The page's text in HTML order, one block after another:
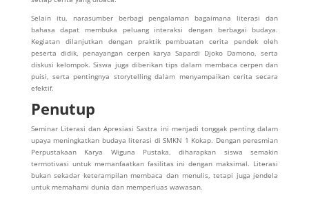
Selain itu, narasumber berbagi pengalaman bagaimana literasi dan
bahasa dapat membuka peluang interaksi dengan berbagai budaya.
Kegiatan dilanjutkan dengan praktik pembuatan cerita pendek oleh
peserta didik, penayangan cerpen karya Sapardi Djoko Damono, serta
diskusi kelompok. Siswa juga diberikan tips dalam membaca cerpen dan
puisi, serta pentingnya storytelling dalam menyampaikan cerita secara
efektif.
Penutup
Seminar Literasi dan Apresiasi Sastra ini menjadi tonggak penting dalam
upaya meningkatkan budaya literasi di SMKN 1 Kokap. Dengan peresmian
Perpustakaan Karya Wiguna Pustaka, diharapkan siswa semakin
termotivasi untuk memanfaatkan fasilitas ini dengan maksimal. Literasi
bukan sekadar keterampilan membaca dan menulis, tetapi juga jendela
untuk memahami dunia dan memperluas wawasan.